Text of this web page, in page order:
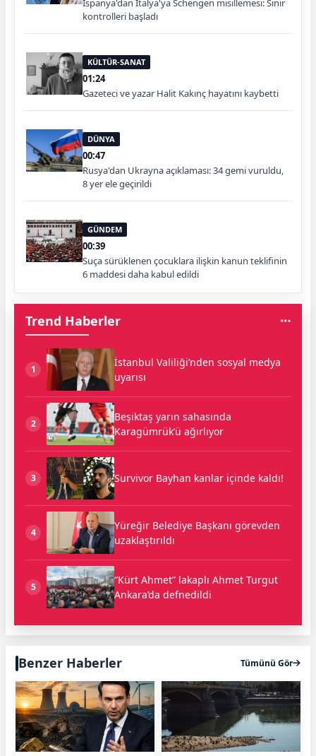
İspanya'dan İtalya'ya Schengen misillemesi: Sınır
kontrolleri başladı
KÜLTÜR-SANAT
01:24
Gazeteci ve yazar Halit Kakınç hayatını kaybetti
DÜNYA
00:47
Rusya'dan Ukrayna açıklaması: 34 gemi vuruldu,
8 yer ele geçirildi
GÜNDEM
00:39
Suça sürüklenen çocuklara ilişkin kanun teklifinin
6 maddesi daha kabul edildi
Trend Haberler
1
İstanbul Valiliği’nden sosyal medya
uyarısı
2
Beşiktaş yarın sahasında
Karagümrük’ü ağırlıyor
3 Survivor Bayhan kanlar içinde kaldı!
4
Yüreğir Belediye Başkanı görevden
uzaklaştırıldı
5
“Kürt Ahmet” lakaplı Ahmet Turgut
Ankara’da defnedildi
Benzer Haberler Tümünü Gör